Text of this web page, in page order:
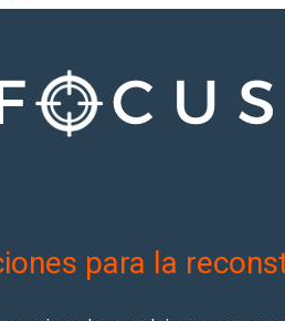
para la